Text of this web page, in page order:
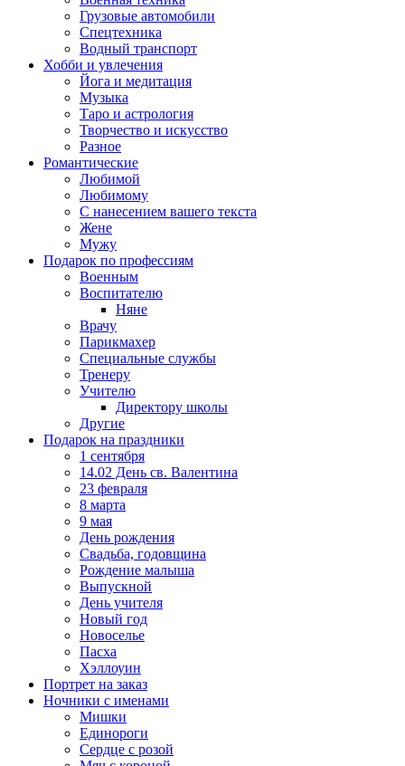
Грузовые автомобили
Спецтехника
Водный транспорт
Хобби и увлечения
Йога и медитация
Музыка
Таро и астрология
Творчество и искусство
Разное
Романтические
Любимой
Любимому
С нанесением вашего текста
Жене
Мужу
Подарок по профессиям
Военным
Воспитателю
Няне
Врачу
Парикмахер
Специальные службы
Тренеру
Учителю
Директору школы
Другие
Подарок на праздники
1 сентября
14.02 День св. Валентина
23 февраля
8 марта
9 мая
День рождения
Свадьба, годовщина
Рождение малыша
Выпускной
День учителя
Новый год
Новоселье
Пасха
Хэллоуин
Портрет на заказ
Ночники с именами
Мишки
Единороги
Сердце с розой